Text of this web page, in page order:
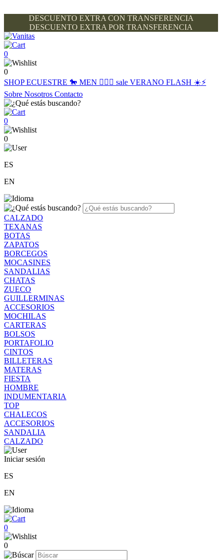
DESCUENTO EXTRA CON TRANSFERENCIA
DESCUENTO EXTRA POR TRANSFERENCIA
0
0
SHOPECUESTRE 🐎 MEN 🙋🏽‍♂️ sale VERANO FLASH ☀️⚡️
Sobre Nosotros Contacto
0
0
ES
EN
CALZADO
TEXANAS
BOTAS
ZAPATOS
BORCEGOS
MOCASINES
SANDALIAS
CHATAS
ZUECO
GUILLERMINAS
ACCESORIOS
MOCHILAS
CARTERAS
BOLSOS
PORTAFOLIO
CINTOS
BILLETERAS
MATERAS
FIESTA
HOMBRE
INDUMENTARIA
TOP
CHALECOS
ACCESORIOS
SANDALIA
CALZADO
Iniciar sesión
ES
EN
0
0